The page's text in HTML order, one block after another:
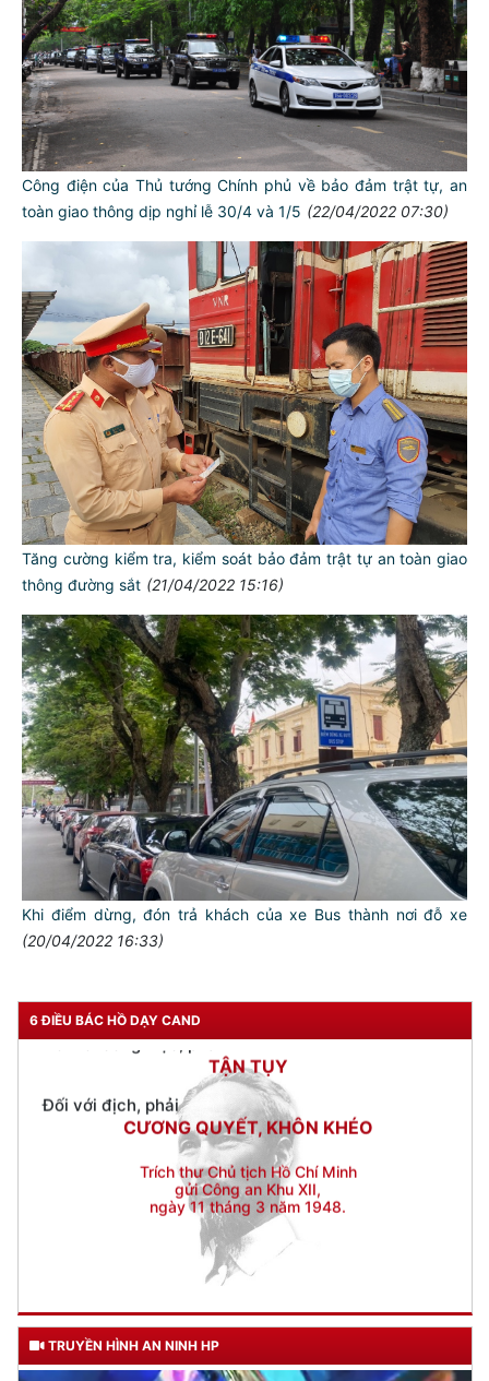
Công điện của Thủ tướng Chính phủ về bảo đảm trật tự, an
toàn giao thông dịp nghỉ lễ 30/4 và 1/5 (22/04/2022 07:30)
Tăng cường kiểm tra, kiểm soát bảo đảm trật tự an toàn giao
thông đường sắt (21/04/2022 15:16)
Khi điểm dừng, đón trả khách của xe Bus thành nơi đỗ xe
(20/04/2022 16:33)
6 ĐIỀU BÁC HỒ DẠY CAND
TƯ CÁCH
NGƯỜI CÔNG AN CÁCH MỆNH LÀ:
Đối với tự mình, phải
CẦN, KIỆM, LIÊM, CHÍNH
Đối với đồng sự, phải
THÂN ÁI GIÚP ĐỠ
Đối với chính phủ, phải
TUYỆT ĐỐI TRUNG THÀNH
Đối với nhân dân, phải
KÍNH TRỌNG LỄ PHÉP
Đối với địch, phải
CƯƠNG QUYẾT, KHÔN KHÉO
Trích thư Chủ tịch Hồ Chí Minh
gửi Công an Khu XII,
ngày 11 tháng 3 năm 1948.
TRUYỀN HÌNH AN NINH HP